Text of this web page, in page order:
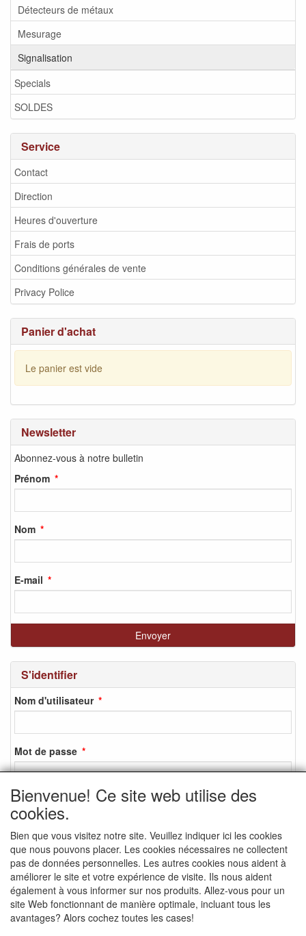
Détecteurs de métaux
Mesurage
Signalisation
Specials
SOLDES
Service
Contact
Direction
Heures d'ouverture
Frais de ports
Conditions générales de vente
Privacy Police
Panier d'achat
Le panier est vide
Newsletter
Abonnez-vous à notre bulletin
Prénom
Nom
E-mail
S'identifier
Nom d'utilisateur
Mot de passe
S'inscrire
Mot de passe oublié ?
MEDIA SOCIAUX
Bienvenue! Ce site web utilise des
cookies.
Bien que vous visitez notre site. Veuillez indiquer ici les cookies
que nous pouvons placer. Les cookies nécessaires ne collectent
pas de données personnelles. Les autres cookies nous aident à
améliorer le site et votre expérience de visite. Ils nous aident
également à vous informer sur nos produits. Allez-vous pour un
site Web fonctionnant de manière optimale, incluant tous les
avantages? Alors cochez toutes les cases!